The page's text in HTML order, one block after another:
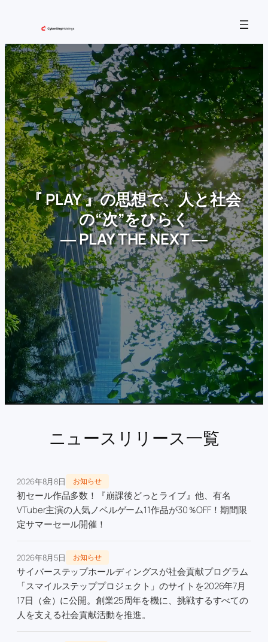
を
ス
キ
ッ
プ
『 PLAY 』の思想で、人と社会
の“次”をひらく
― PLAY THE NEXT ―
ニュースリリース一覧
2026年8月8日 お知らせ
初セール作品多数！『崩課後どっとライブ』他、有名
VTuber主演の人気ノベルゲーム11作品が30％OFF！期間限
定サマーセール開催！
2026年8月5日 お知らせ
サイバーステップホールディングスが社会貢献プログラム
「スマイルステッププロジェクト」のサイトを2026年7月
17日（金）に公開。創業25周年を機に、挑戦するすべての
人を支える社会貢献活動を推進。